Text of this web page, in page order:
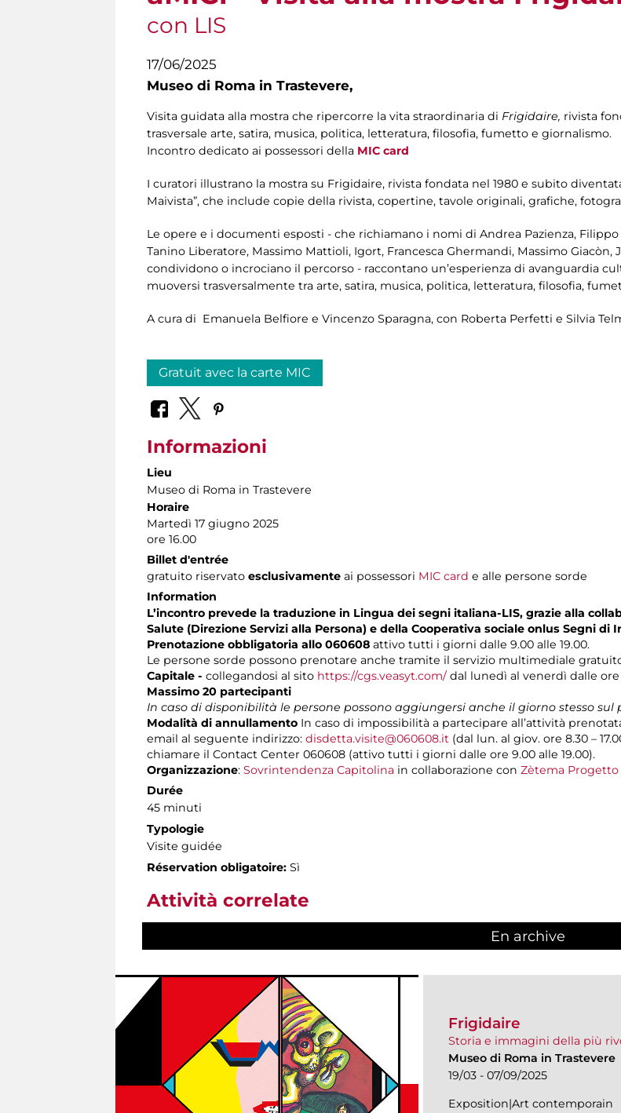
con LIS
17/06/2025
Museo di Roma in Trastevere,
Visita guidata alla mostra che ripercorre la vita straordinaria di Frigidaire, rivista
trasversale arte, satira, musica, politica, letteratura, filosofia, fumetto e giornalismo.
Incontro dedicato ai possessori della MIC card
I curatori illustrano la mostra su Frigidaire, rivista fondata nel 1980 e subito
Maivista”, che include copie della rivista, copertine, tavole originali, grafiche,
Le opere e i documenti esposti - che richiamano i nomi di Andrea Pazienza,
Tanino Liberatore, Massimo Mattioli, Igort, Francesca Ghermandi, Massimo
condividono o incrociano il percorso - raccontano un’esperienza di avanguardia
muoversi trasversalmente tra arte, satira, musica, politica, letteratura, filosofia,
A cura di Emanuela Belfiore e Vincenzo Sparagna, con Roberta Perfetti e Silvia
Gratuit avec la carte MIC
Informazioni
Lieu
Museo di Roma in Trastevere
Horaire
Martedì 17 giugno 2025
ore 16.00
Billet d'entrée
gratuito riservato esclusivamente ai possessori MIC card e alle persone sorde
Information
L’incontro prevede la traduzione in Lingua dei segni italiana-LIS, grazie alla
Salute (Direzione Servizi alla Persona) e della Cooperativa sociale onlus Segni di
Prenotazione obbligatoria allo 060608 attivo tutti i giorni dalle 9.00 alle 19.00.
Le persone sorde possono prenotare anche tramite il servizio multimediale
Capitale - collegandosi al sito https://cgs.veasyt.com/dal lunedì al venerdì dalle ore
Massimo 20 partecipanti
In caso di disponibilità le persone possono aggiungersi anche il giorno stesso sul
Modalità di annullamento In caso di impossibilità a partecipare all’attività
email al seguente indirizzo: disdetta.visite@060608.it (dal lun. al giov. ore 8.30 –
chiamare il Contact Center 060608 (attivo tutti i giorni dalle ore 9.00 alle 19.00).
Organizzazione: Sovrintendenza Capitolina in collaborazione con Zètema Progetto
Durée
45 minuti
Typologie
Visite guidée
Réservation obligatoire: Sì
Attività correlate
En archive
Frigidaire
Storia e immagini della più
Museo di Roma in Trastevere
19/03 - 07/09/2025
Exposition|Art contemporain